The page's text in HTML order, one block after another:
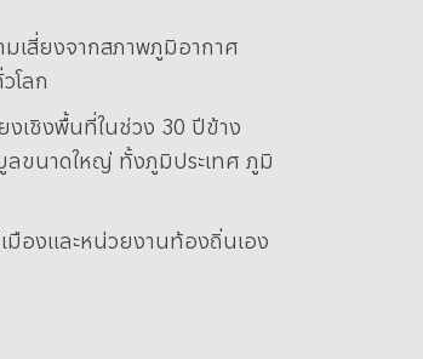
เสี่ยงจากสภาพภูมิอากาศ
โลก
เชิงพื้นที่ในช่วง 30 ปีข้าง
ลขนาดใหญ่ ทั้งภูมิประเทศ ภูมิ
องและหน่วยงานท้องถิ่นเอง